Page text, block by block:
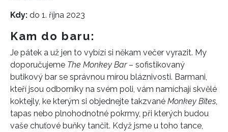
Kdy: do 1. října 2023
Kam do baru:
Je pátek a už jen to vybízí si někam večer vyrazit. My
doporučujeme The Monkey Bar– sofistikovaný
butikový bar se správnou mírou bláznivosti. Barmani,
kteří jsou odborníky na svém poli, vám namíchají skvělé
koktejly, ke kterým si objednejte takzvané Monkey Bites
tapas nebo plnohodnotné pokrmy, při kterých budou
vaše chuťové buňky tančit. Když jsme u toho tance,